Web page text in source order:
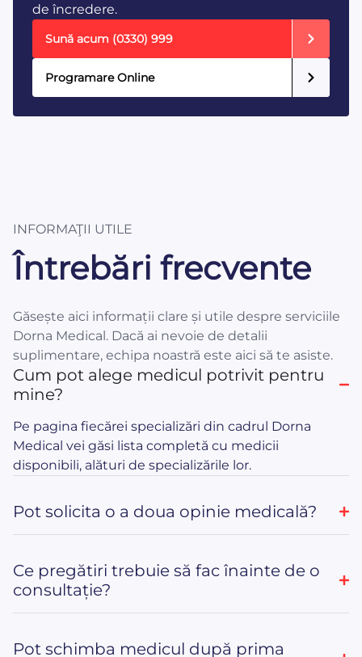
de încredere.
Sună acum (0330) 999
Programare Online
INFORMAŢII UTILE
Întrebări frecvente
Găsește aici informații clare și utile despre serviciile
Dorna Medical. Dacă ai nevoie de detalii
suplimentare, echipa noastră este aici să te asiste.
Cum pot alege medicul potrivit pentru
mine?
Pe pagina fiecărei specializări din cadrul Dorna
Medical vei găsi lista completă cu medicii
disponibili, alături de specializările lor.
Pot solicita o a doua opinie medicală?
Ce pregătiri trebuie să fac înainte de o
consultație?
Pot schimba medicul după prima